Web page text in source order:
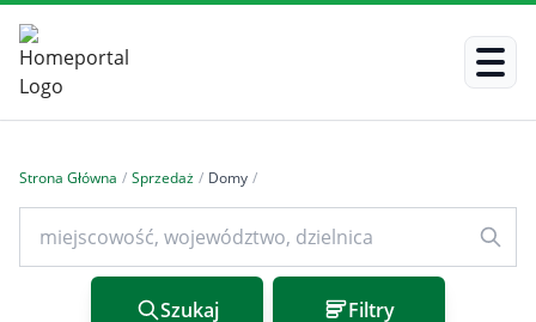
Strona Główna / Sprzedaż / Domy /
Szukaj Filtry